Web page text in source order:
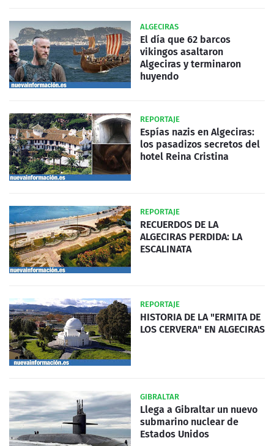
ALGECIRAS
El día que 62 barcos
vikingos asaltaron
Algeciras y terminaron
huyendo
REPORTAJE
Espías nazis en Algeciras:
los pasadizos secretos del
hotel Reina Cristina
REPORTAJE
RECUERDOS DE LA
ALGECIRAS PERDIDA: LA
ESCALINATA
REPORTAJE
HISTORIA DE LA "ERMITA DE
LOS CERVERA" EN ALGECIRAS
GIBRALTAR
Llega a Gibraltar un nuevo
submarino nuclear de
Estados Unidos